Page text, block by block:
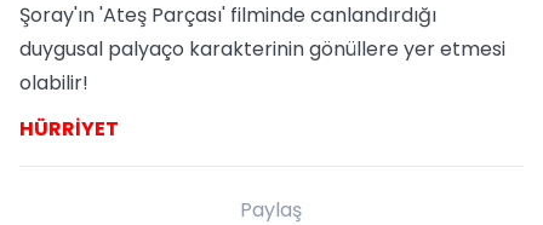
Şoray'ın 'Ateş Parçası' filminde canlandırdığı
duygusal palyaço karakterinin gönüllere yer etmesi
olabilir!
HÜRRİYET
Paylaş